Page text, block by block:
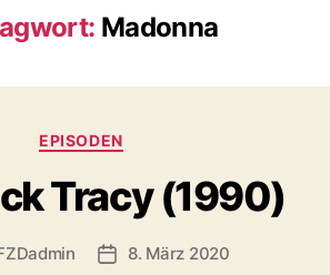
Madonna
Kategorien
EPISODEN
Tracy (1990)
Veröffentlichungsdatum
8. März 2020